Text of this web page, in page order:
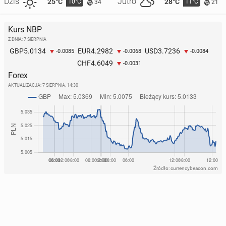
25°C 10°C 34 28°C 11°C 21
Kurs NBP
Z DNIA: 7 SIERPNIA
GBP5.0134 -0.0085 EUR4.2982 -0.0068 USD3.7236 -0.0084
CHF4.6049 -0.0031
Forex
AKTUALIZACJA: 7 SIERPNIA, 14:30
Źródło: currencybeacon.com